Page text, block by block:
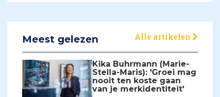
Meest gelezen Alle artikelen
Kika Buhrmann (Marie-
Stella-Maris): 'Groei mag
nooit ten koste gaan
van je merkidentiteit'